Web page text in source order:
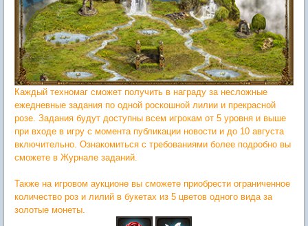
Каждый техномаг сможет получить в награду за несложные
ежедневные задания по одной роскошной лилии и прекрасной
розе. Задания будут доступны всем игрокам от 5 уровня и выше
при входе в игру с момента публикации новости и до 10 августа
включительно. Ознакомиться с требованиями более подробно вы
сможете в Журнале заданий.
Также на игровом аукционе вы сможете приобрести ограниченное
количество роз и лилий в букетах из 5 цветов одного вида за
золотые монеты.